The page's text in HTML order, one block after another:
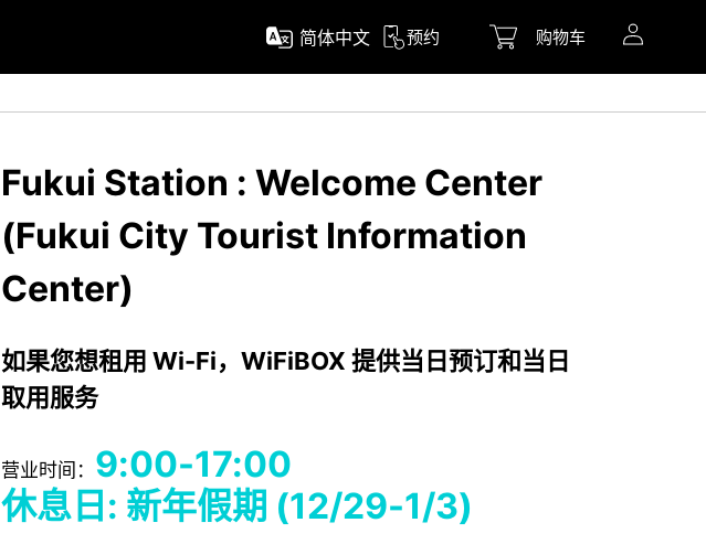
简体中文 预约 购物车
Fukui Station : Welcome Center
(Fukui City Tourist Information
Center)
如果您想租用 Wi-Fi，WiFiBOX 提供当日预订和当日
取用服务
营业时间： 9:00-17:00
休息日: 新年假期 (12/29-1/3)